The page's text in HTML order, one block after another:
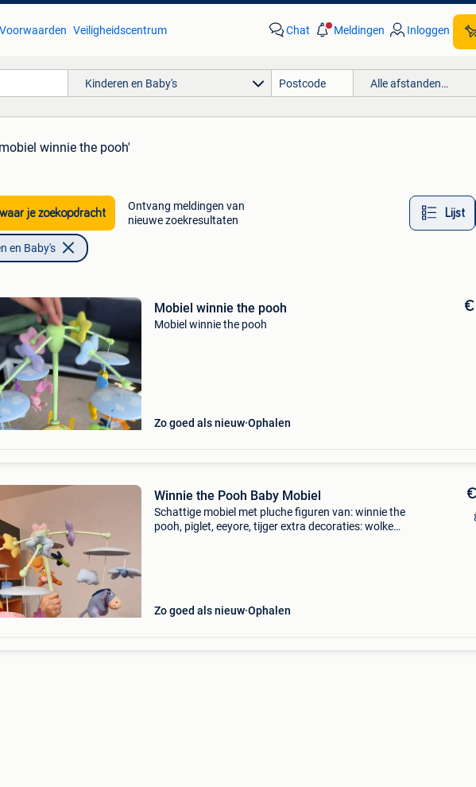
Voorwaarden Veiligheidscentrum Chat Meldingen Inloggen
Kinderen en Baby's Alle afstanden…
winnie the pooh'
je zoekopdracht
Ontvang meldingen van
nieuwe zoekresultaten
Lijst
en Baby's
Mobiel winnie the pooh
Mobiel winnie the pooh
Zo goed als nieuw Ophalen
€
Winnie the Pooh Baby Mobiel
Schattige mobiel met pluche figuren van: winnie the
pooh, piglet, eeyore, tijger extra decoraties: wolken,
Zo goed als nieuw Ophalen